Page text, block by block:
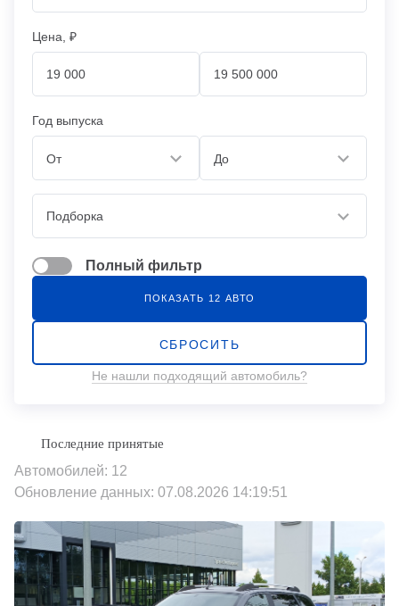
Цена, ₽
Год выпуска
От До
Полный фильтр
Не нашли подходящий автомобиль?
СБРОСИТЬ
ПОКАЗАТЬ 12 АВТО
Автомобилей: 12
Обновление данных: 07.08.2026 14:19:51